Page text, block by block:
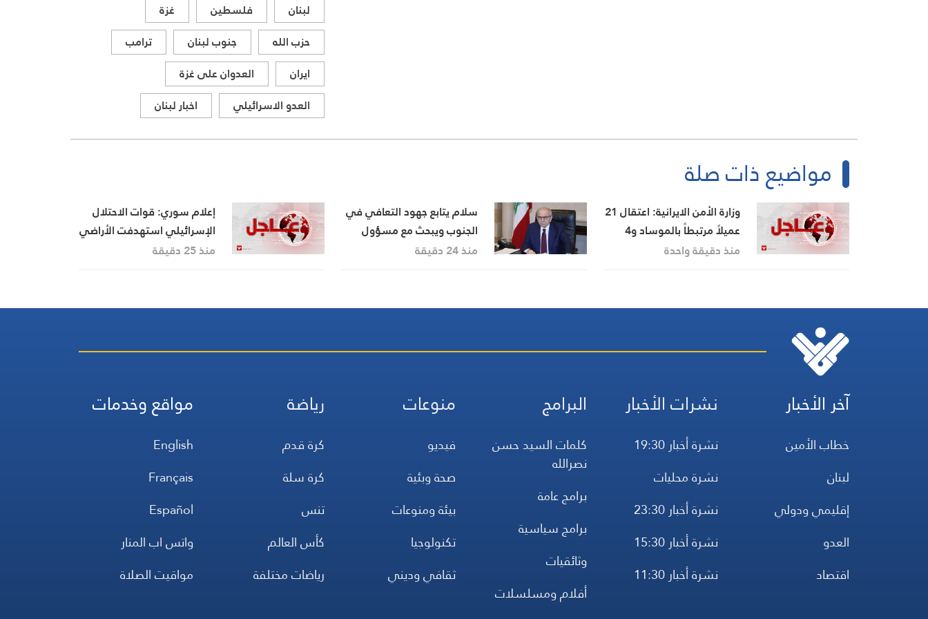
لبنان فلسطين
غزة
حزب الله
جنوب لبنان
ترامب
ايران
العدوان على غزة
العدو الاسرائيلي
اخبار لبنان
مواضيع ذات صلة
وزارة الأمن الايرانية: اعتقال 21
عميلاً مرتبطاً بالموساد و4
مسلحين في محافظة كرمان
منذ دقيقة واحدة
سلام يتابع جهود التعافي في
الجنوب ويبحث مع مسؤول
بريطاني تطورات الأوضاع في
منذ 24 دقيقة
إعلام سوري: قوات الاحتلال
الإسرائيلي استهدفت الأراضي
المحيطة بقرية الصمدانية
منذ 25 دقيقة
آخر الأخبار
خطاب الأمين
لبنان
إقليمي ودولي
العدو
اقتصاد
نشرات الأخبار
نشرة أخبار 19:30
نشرة محليات
نشرة أخبار 23:30
نشرة أخبار 15:30
نشرة أخبار 11:30
البرامج
كلمات السيد حسن
نصرالله
برامج عامة
برامج سياسية
وثائقيات
أفلام ومسلسلات
منوعات
فيديو
صحة وبئية
بيئة ومنوعات
تكنولوجيا
ثقافي وديني
رياضة
كرة قدم
كرة سلة
تنس
كأس العالم
رياضات مختلفة
مواقع وخدمات
English
Français
Español
واتس اب المنار
مواقيت الصلاة